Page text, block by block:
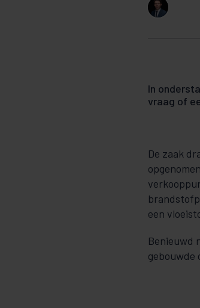
In
vraag of
De zaak
een
Benieuwd
gebouwde